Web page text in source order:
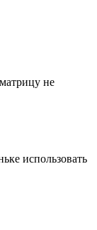
не
использовать